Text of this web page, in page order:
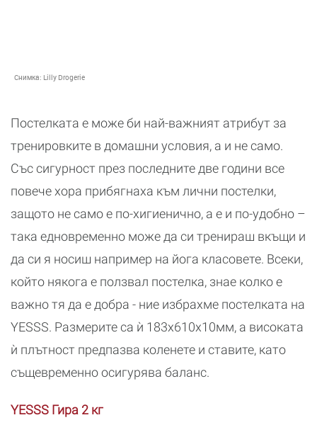
Снимка: Lilly Drogerie
Постелката е може би най-важният атрибут за
тренировките в домашни условия, а и не само.
Със сигурност през последните две години все
повече хора прибягнаха към лични постелки,
защото не само е по-хигиенично, а е и по-удобно –
така едновременно може да си тренираш вкъщи и
да си я носиш например на йога класовете. Всеки,
който някога е ползвал постелка, знае колко е
важно тя да е добра - ние избрахме постелката на
YESSS. Размерите са ѝ 183x610x10мм, а високата
ѝ плътност предпазва коленете и ставите, като
същевременно осигурява баланс.
YESSS Гира 2 кг